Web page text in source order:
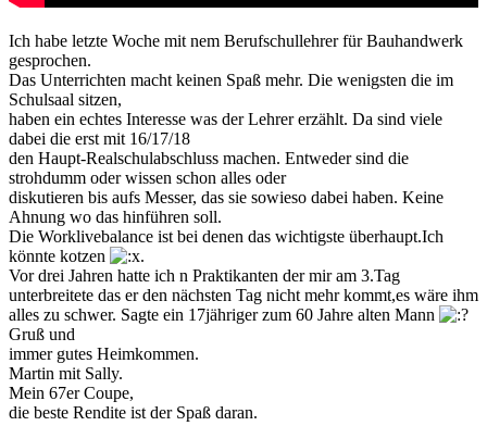
Ich habe letzte Woche mit nem Berufschullehrer für Bauhandwerk
gesprochen.
Das Unterrichten macht keinen Spaß mehr. Die wenigsten die im
Schulsaal sitzen,
haben ein echtes Interesse was der Lehrer erzählt. Da sind viele
dabei die erst mit 16/17/18
den Haupt-Realschulabschluss machen. Entweder sind die
strohdumm oder wissen schon alles oder
diskutieren bis aufs Messer, das sie sowieso dabei haben. Keine
Ahnung wo das hinführen soll.
Die Worklivebalance ist bei denen das wichtigste überhaupt.Ich
könnte kotzen
.
Vor drei Jahren hatte ich n Praktikanten der mir am 3.Tag
unterbreitete das er den nächsten Tag nicht mehr kommt,es wäre ihm
alles zu schwer. Sagte ein 17jähriger zum 60 Jahre alten Mann
Gruß und
immer gutes Heimkommen.
Martin mit Sally.
Mein 67er Coupe,
die beste Rendite ist der Spaß daran.